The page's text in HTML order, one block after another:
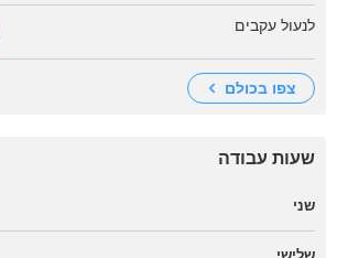
לנעול עקבים
צפו בכולם
שעות עבודה
שני